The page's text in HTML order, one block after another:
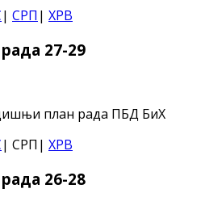
| СРП | ХРВ
27-29
план рада ПБД БиХ
| СРП| ХРВ
26-28